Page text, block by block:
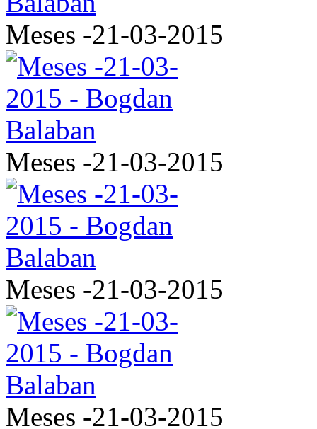
Meses -21-03-2015
Meses -21-03-2015
Meses -21-03-2015
Meses -21-03-2015